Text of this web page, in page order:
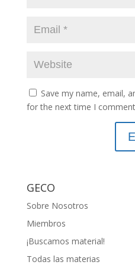
Save my name, email,
for the next time I
GECO
Sobre Nosotros
Miembros
¡Buscamos material!
Todas las materias